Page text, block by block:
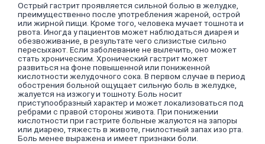
Острый гастрит проявляется сильной болью в желудке,
преимущественно после употребления жареной, острой
или жирной пищи. Кроме того, человека мучает тошнота и
рвота. Иногда у пациентов может наблюдаться диарея и
обезвоживание, в результате чего слизистые сильно
пересыхают. Если заболевание не вылечить, оно может
стать хроническим. Хронический гастрит может
развиться на фоне повышенной или пониженной
кислотности желудочного сока. В первом случае в период
обострения больной ощущает сильную боль в желудке,
жалуется на изжогу и тошноту. Боль носит
приступообразный характер и может локализоваться под
ребрами с правой стороны живота. При понижении
кислотности при гастрите больные жалуются на запоры
или диарею, тяжесть в животе, гнилостный запах изо рта.
Боль менее выражена и имеет признаки боли.